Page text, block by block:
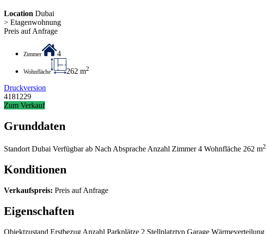
Location Dubai
> Etagenwohnung
Preis auf Anfrage
Zimmer 4
Wohnfläche 262 m2
Druckversion
4181229
Zum Verkauf
Grunddaten
Standort Dubai Verfügbar ab Nach Absprache Anzahl Zimmer 4 Wohnfläche 262 m2
Konditionen
Verkaufspreis: Preis auf Anfrage
Eigenschaften
Objektzustand Erstbezug Anzahl Parkplätze 2 Stellplatztyp Garage Wärmeverteilung